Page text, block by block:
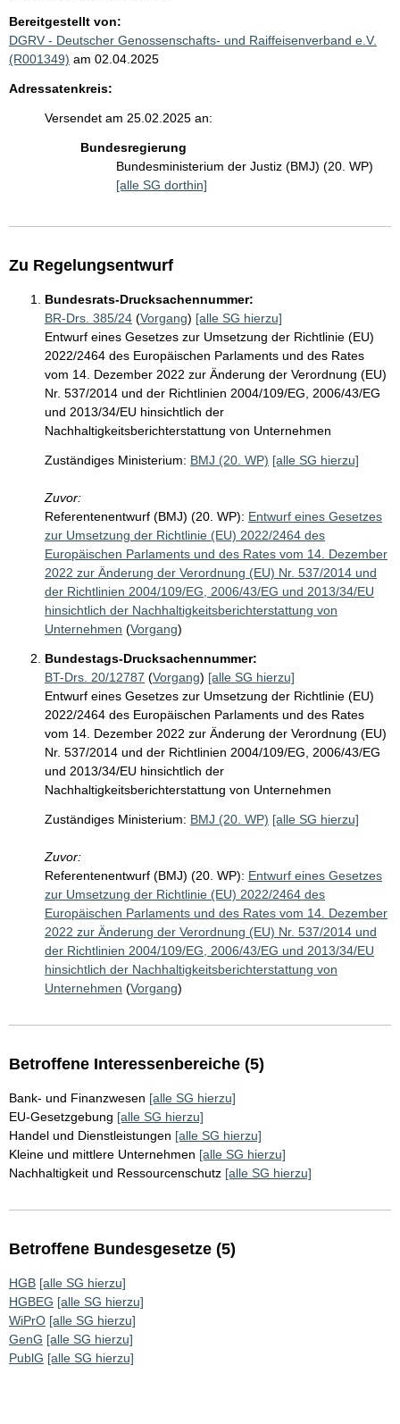
Bereitgestellt von:
DGRV - Deutscher Genossenschafts- und Raiffeisenverband e.V.
(R001349) am 02.04.2025
Adressatenkreis:
Versendet am 25.02.2025 an:
Bundesregierung
Bundesministerium der Justiz (BMJ) (20. WP)
[alle SG dorthin]
Zu Regelungsentwurf
Bundesrats-Drucksachennummer:
BR-Drs. 385/24 (Vorgang) [alle SG hierzu]
Entwurf eines Gesetzes zur Umsetzung der Richtlinie (EU)
2022/2464 des Europäischen Parlaments und des Rates
vom 14. Dezember 2022 zur Änderung der Verordnung (EU)
Nr. 537/2014 und der Richtlinien 2004/109/EG, 2006/43/EG
und 2013/34/EU hinsichtlich der
Nachhaltigkeitsberichterstattung von Unternehmen
Zuständiges Ministerium: BMJ (20. WP) [alle SG hierzu]
Zuvor:
Referentenentwurf (BMJ) (20. WP): Entwurf eines Gesetzes
zur Umsetzung der Richtlinie (EU) 2022/2464 des
Europäischen Parlaments und des Rates vom 14. Dezember
2022 zur Änderung der Verordnung (EU) Nr. 537/2014 und
der Richtlinien 2004/109/EG, 2006/43/EG und 2013/34/EU
hinsichtlich der Nachhaltigkeitsberichterstattung von
Unternehmen (Vorgang)
Bundestags-Drucksachennummer:
BT-Drs. 20/12787 (Vorgang) [alle SG hierzu]
Entwurf eines Gesetzes zur Umsetzung der Richtlinie (EU)
2022/2464 des Europäischen Parlaments und des Rates
vom 14. Dezember 2022 zur Änderung der Verordnung (EU)
Nr. 537/2014 und der Richtlinien 2004/109/EG, 2006/43/EG
und 2013/34/EU hinsichtlich der
Nachhaltigkeitsberichterstattung von Unternehmen
Zuständiges Ministerium: BMJ (20. WP) [alle SG hierzu]
Zuvor:
Referentenentwurf (BMJ) (20. WP): Entwurf eines Gesetzes
zur Umsetzung der Richtlinie (EU) 2022/2464 des
Europäischen Parlaments und des Rates vom 14. Dezember
2022 zur Änderung der Verordnung (EU) Nr. 537/2014 und
der Richtlinien 2004/109/EG, 2006/43/EG und 2013/34/EU
hinsichtlich der Nachhaltigkeitsberichterstattung von
Unternehmen (Vorgang)
Betroffene Interessenbereiche (5)
Bank- und Finanzwesen [alle SG hierzu]
EU-Gesetzgebung [alle SG hierzu]
Handel und Dienstleistungen [alle SG hierzu]
Kleine und mittlere Unternehmen [alle SG hierzu]
Nachhaltigkeit und Ressourcenschutz [alle SG hierzu]
Betroffene Bundesgesetze (5)
HGB [alle SG hierzu]
HGBEG [alle SG hierzu]
WiPrO [alle SG hierzu]
GenG [alle SG hierzu]
PublG [alle SG hierzu]